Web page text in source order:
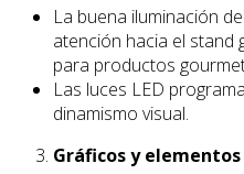
La buena iluminación
atención hacia el stand
para productos
Las luces LED
dinamismo visual.
Gráficos y